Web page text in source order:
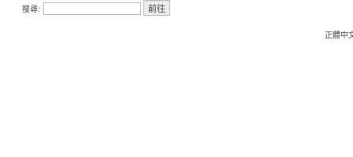
搜尋:
正體中